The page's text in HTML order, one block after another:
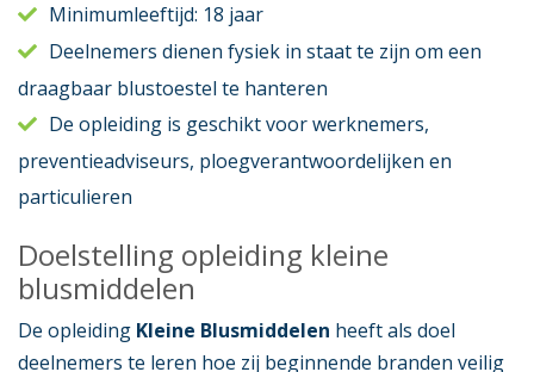
Minimumleeftijd: 18 jaar
Deelnemers dienen fysiek in staat te zijn om een
draagbaar blustoestel te hanteren
De opleiding is geschikt voor werknemers,
preventieadviseurs, ploegverantwoordelijken en
particulieren
Doelstelling opleiding kleine
blusmiddelen
De opleiding Kleine Blusmiddelen heeft als doel
deelnemers te leren hoe zij beginnende branden veilig